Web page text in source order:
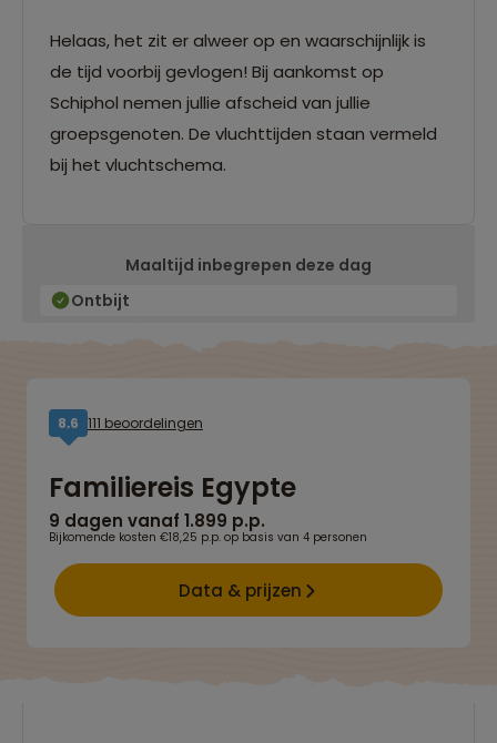
Helaas, het zit er alweer op en waarschijnlijk is
de tijd voorbij gevlogen! Bij aankomst op
Schiphol nemen jullie afscheid van jullie
groepsgenoten. De vluchttijden staan vermeld
bij het vluchtschema.
Maaltijd inbegrepen deze dag
Ontbijt
8,6 111 beoordelingen
Familiereis Egypte
9 dagen vanaf 1.899 p.p.
Bijkomende kosten €18,25 p.p. op basis van 4 personen
Data & prijzen